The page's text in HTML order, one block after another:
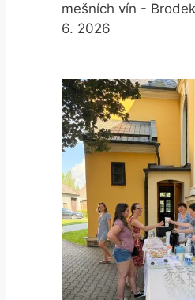
mešních vín -
6. 2026